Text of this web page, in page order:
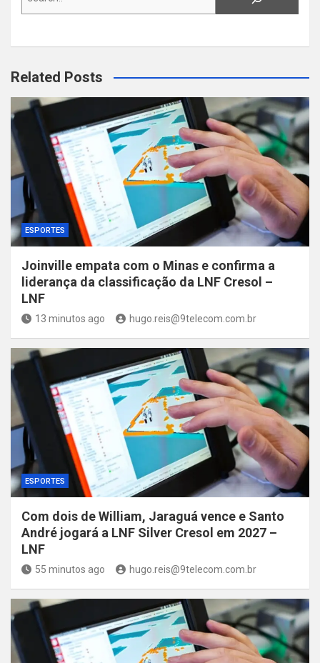
Related Posts
ESPORTES
Joinville empata com o Minas e confirma a
liderança da classificação da LNF Cresol –
LNF
13 minutos ago hugo.reis@9telecom.com.br
ESPORTES
Com dois de William, Jaraguá vence e Santo
André jogará a LNF Silver Cresol em 2027 –
LNF
55 minutos ago hugo.reis@9telecom.com.br